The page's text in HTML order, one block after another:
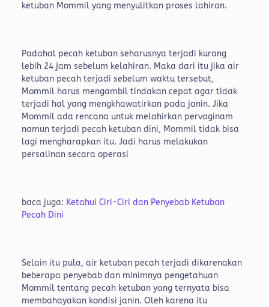
ketuban Mommil yang menyulitkan proses lahiran.
Padahal pecah ketuban seharusnya terjadi kurang
lebih 24 jam sebelum kelahiran. Maka dari itu jika air
ketuban pecah terjadi sebelum waktu tersebut,
Mommil harus mengambil tindakan cepat agar tidak
terjadi hal yang mengkhawatirkan pada janin. Jika
Mommil ada rencana untuk melahirkan pervaginam
namun terjadi pecah ketuban dini, Mommil tidak bisa
lagi mengharapkan itu. Jadi harus melakukan
persalinan secara operasi
baca juga: Ketahui Ciri-Ciri dan Penyebab Ketuban
Pecah Dini
Selain itu pula, air ketuban pecah terjadi dikarenakan
beberapa penyebab dan minimnya pengetahuan
Mommil tentang pecah ketuban yang ternyata bisa
membahayakan kondisi janin. Oleh karena itu